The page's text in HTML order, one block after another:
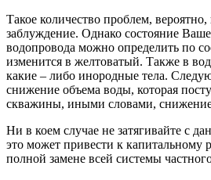
Такое количество проблем, вероятно,
заблуждение. Однако состояние
водопровода можно определить по
изменится в желтоватый. Также в
какие – либо инородные тела.
снижение объема воды, которая
скважины, иными словами, снижение
Ни в коем случае не затягивайте с
это может привести к капитальному
полной замене всей системы